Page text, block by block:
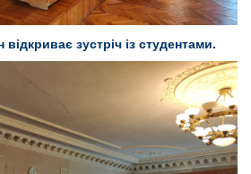
зустріч із студентами.